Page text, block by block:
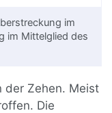
im
im Mittelglied des
der Zehen. Meist
Die